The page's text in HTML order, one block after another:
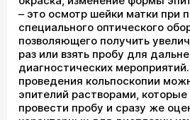
– это осмотр шейки матки при
специального оптического
позволяющего получить
раз или взять пробу для
диагностических
проведения кольпоскопии
эпителий растворами,
провести пробу и сразу же